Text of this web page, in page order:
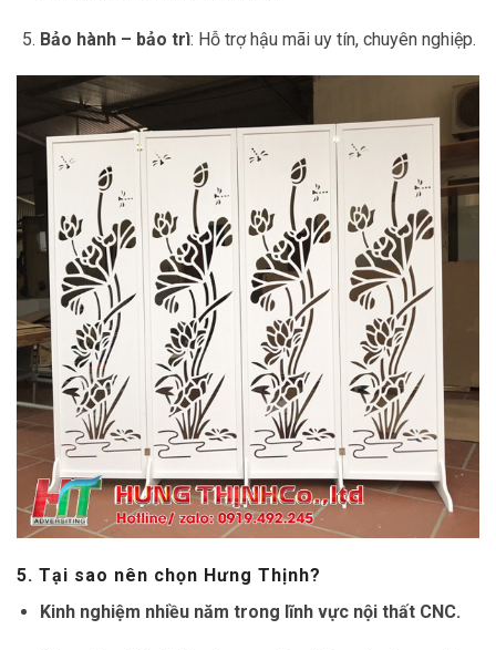
Bảo hành – bảo trì: Hỗ trợ hậu mãi uy tín, chuyên nghiệp.
5. Tại sao nên chọn Hưng Thịnh?
Kinh nghiệm nhiều năm trong lĩnh vực nội thất CNC.